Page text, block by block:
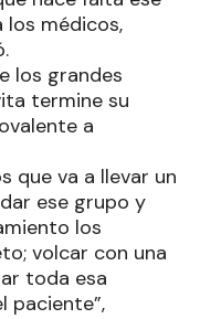
médicos,
los grandes
termine su
a
que va a llevar un
ese grupo y
los
volcar con una
toda esa
paciente”,